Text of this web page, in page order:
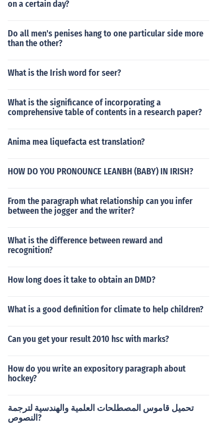
on a certain day?
Do all men's penises hang to one particular side more
than the other?
What is the Irish word for seer?
What is the significance of incorporating a
comprehensive table of contents in a research paper?
Anima mea liquefacta est translation?
HOW DO YOU PRONOUNCE LEANBH (BABY) IN IRISH?
From the paragraph what relationship can you infer
between the jogger and the writer?
What is the difference between reward and
recognition?
How long does it take to obtain an DMD?
What is a good definition for climate to help children?
Can you get your result 2010 hsc with marks?
How do you write an expository paragraph about
hockey?
تحميل قاموس المصطلحات العلمية والهندسية لترجمة
النصوص?